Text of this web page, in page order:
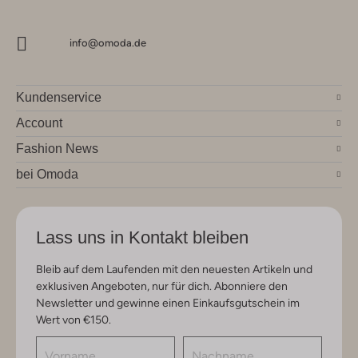
info@omoda.de
Kundenservice
Account
Fashion News
bei Omoda
Lass uns in Kontakt bleiben
Bleib auf dem Laufenden mit den neuesten Artikeln und
exklusiven Angeboten, nur für dich. Abonniere den
Newsletter und gewinne einen Einkaufsgutschein im
Wert von €150.